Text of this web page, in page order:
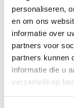
personaliseren,
en om ons
informatie over
partners voor
partners kunnen
informatie die u
verzameld op
van anderen of
impact gaat het
een bepaalde
veranderaar te
Alliantie
Holland